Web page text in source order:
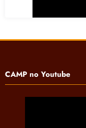
CAMP no Youtube